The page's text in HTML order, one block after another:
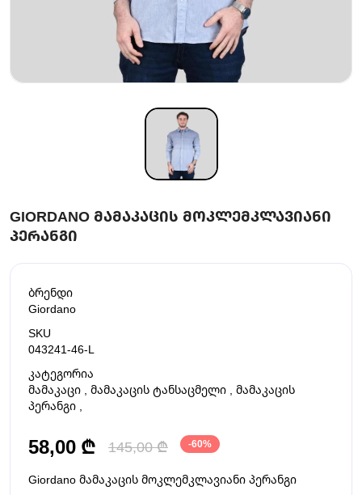
GIORDANO ᲛᲐᲛᲐᲙᲐᲪᲘᲡ ᲛᲝᲙᲚᲔᲛᲙᲚᲐᲕᲘᲐᲜᲘ
ᲞᲔᲠᲐᲜᲒᲘ
ბრენდი
Giordano
SKU
043241-46-L
კატეგორია
მამაკაცი , მამაკაცის ტანსაცმელი , მამაკაცის
პერანგი ,
58,00 ₾ 145,00 ₾ -60%
Giordano მამაკაცის მოკლემკლავიანი პერანგი